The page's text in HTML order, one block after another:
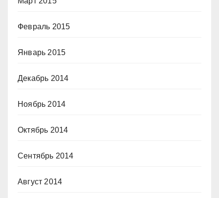
Февраль 2015
Январь 2015
Декабрь 2014
Ноябрь 2014
Октябрь 2014
Сентябрь 2014
Август 2014